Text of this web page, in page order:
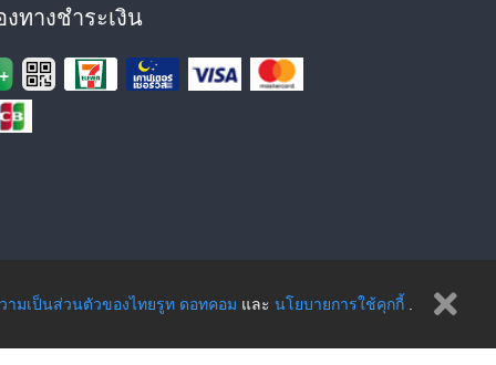
ามเป็นส่วนตัวของไทยรูท ดอทคอม และ นโยบายการใช้คุกกี้.
งทางชำระเงิน